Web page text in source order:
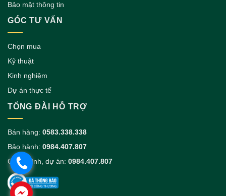
Bảo mật thông tin
GÓC TƯ VẤN
Chọn mua
Kỹ thuật
Kinh nghiệm
Dự án thực tế
TỔNG ĐÀI HỖ TRỢ
Bán hàng: 0583.338.338
Bảo hành: 0984.407.807
Công trình, dự án: 0984.407.807
.
.